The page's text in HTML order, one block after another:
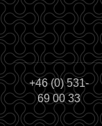
+46 (0) 531-
69 00 33